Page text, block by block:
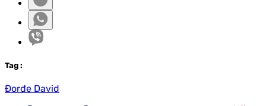
Tag :
Đorđe David